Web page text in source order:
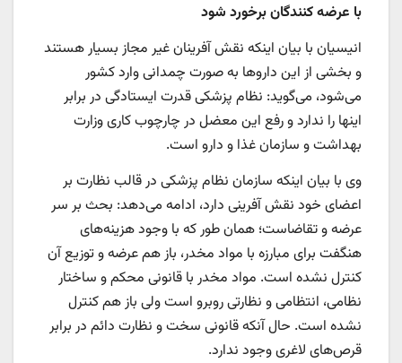
با عرضه کنندگان برخورد شود
انیسیان با بیان اینکه نقش آفرینان غیر مجاز بسیار هستند
و بخشی از این داروها به صورت چمدانی وارد کشور
می‌شود، می‌گوید: نظام پزشکی قدرت ایستادگی در برابر
اینها را ندارد و رفع این معضل در چارچوب کاری وزارت
بهداشت و سازمان غذا و دارو است.
وی با بیان اینکه سازمان نظام پزشکی در قالب نظارت بر
اعضای خود نقش آفرینی دارد، ادامه می‌دهد: بحث بر سر
عرضه و تقاضاست؛ همان طور که با وجود هزینه‌های
هنگفت برای مبارزه با مواد مخدر، باز هم عرضه و توزیع آن
کنترل نشده است. مواد مخدر با قانونی محکم و ساختار
نظامی، انتظامی و نظارتی روبرو است ولی باز هم کنترل
نشده است. حال آنکه قانونی سخت و نظارت دائم در برابر
قرص‌های لاغری وجود ندارد.